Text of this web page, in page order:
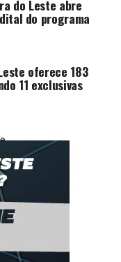
do Leste abre
do programa
oferece 183
11 exclusivas